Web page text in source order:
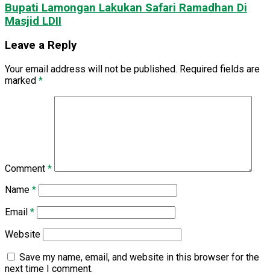
Bupati Lamongan Lakukan Safari Ramadhan Di
Masjid LDII
Leave a Reply
Your email address will not be published. Required fields are
marked *
Comment *
Name *
Email *
Website
Save my name, email, and website in this browser for the
next time I comment.